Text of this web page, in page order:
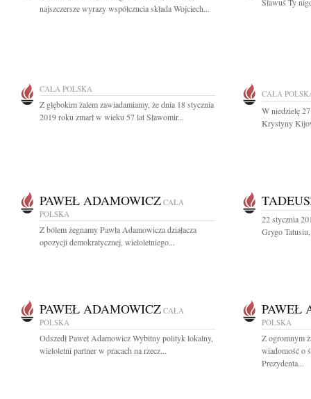
najszczersze wyrazy współczucia składa Wojciech...
CAŁA POLSKA
Z głębokim żalem zawiadamiamy, że dnia 18 stycznia
2019 roku zmarł w wieku 57 lat Sławomir...
CAŁA
W niedzielę
Krystyny
PAWEŁ ADAMOWICZ CAŁA
POLSKA
Z bólem żegnamy Pawła Adamowicza działacza
opozycji demokratycznej, wieloletniego...
22 stycznia
Grygo
PAWEŁ ADAMOWICZ CAŁA
POLSKA
Odszedł Paweł Adamowicz Wybitny polityk lokalny,
wieloletni partner w pracach na rzecz...
PAWEŁ
POLSKA
Z ogromnym
wiadomość o
Prezydenta...